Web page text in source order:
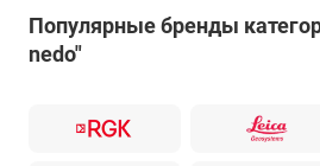
композитных материалов, в
элевационным механизмом.
можно использовать как с
оптико-электронными и лазерными
Популярные бренды
nedo"